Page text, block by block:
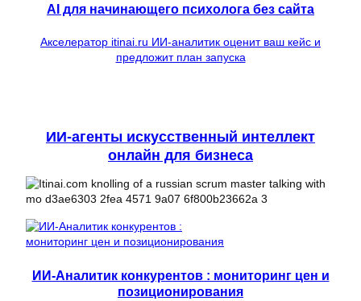
AI для начинающего психолога без сайта
Акселератор itinai.ru ИИ-аналитик оценит ваш кейс и
предложит план запуска
ИИ-агенты искусственный интеллект
онлайн для бизнеса
ИИ-Аналитик конкурентов : мониторинг цен и
позиционирования